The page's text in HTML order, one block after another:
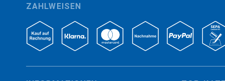
ZAHLWEISEN